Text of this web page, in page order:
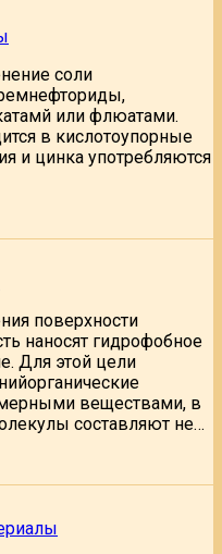
соли
или флюатами.
в кислотоупорные
и цинка употребляются
поверхности
наносят гидрофобное
Для этой цели
веществами, в
составляют не…